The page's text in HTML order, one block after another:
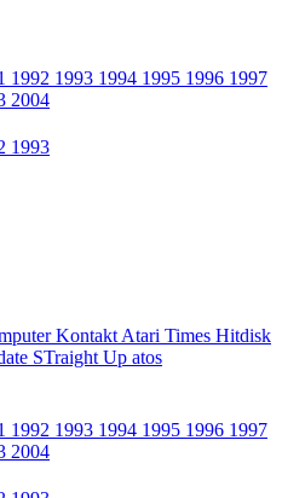
1992 1993 1994 1995 1996 1997
2004
1993
Kontakt Atari Times Hitdisk
STraight Up atos
1992 1993 1994 1995 1996 1997
2004